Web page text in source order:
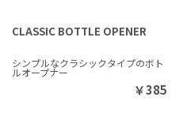
CLASSIC BOTTLE OPENER
シンプルなクラシックタイプのボト
ルオープナー
￥385